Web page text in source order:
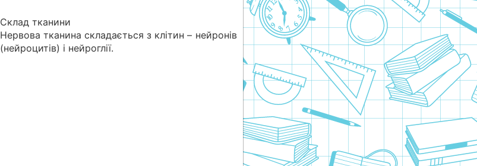
Склад тканини
Нервова тканина складається з клітин – нейронів
(нейроцитів) і нейроглії.